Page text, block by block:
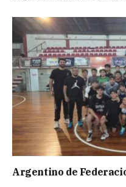
Argentino de